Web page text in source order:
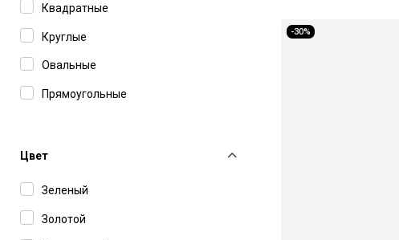
Квадратные
Круглые
Овальные
Прямоугольные
Цвет
Зеленый
Золотой
-30%